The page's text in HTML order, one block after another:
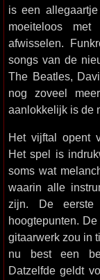
is een
moeiteloos
afwisselen.
songs van de
The Beatles,
nog zoveel
aanlokkelijk is de
Het vijftal opent
Het spel is
soms wat
waarin alle
zijn. De
hoogtepunten.
gitaarwerk zou in
nu best een
Datzelfde geldt